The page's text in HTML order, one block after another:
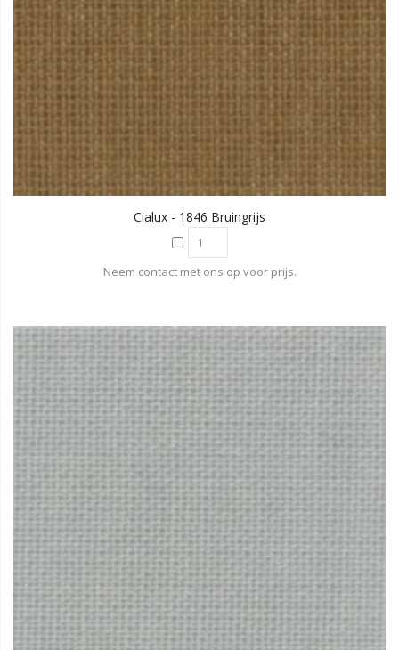
Cialux - 1846 Bruingrijs
Neem contact met ons op voor prijs.